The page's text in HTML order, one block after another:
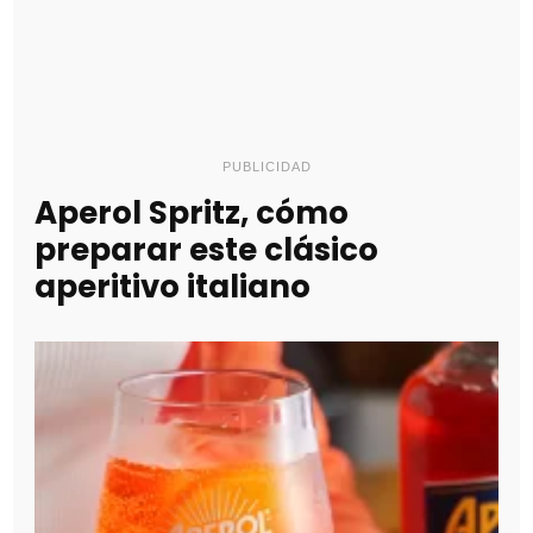
PUBLICIDAD
Aperol Spritz, cómo
preparar este clásico
aperitivo italiano